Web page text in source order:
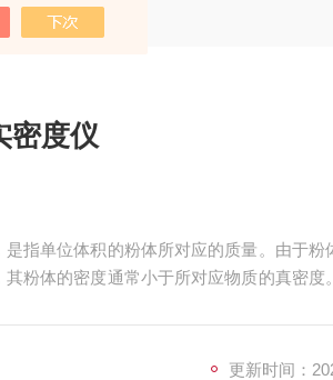
密度仪
指单位体积的粉体所对应的质量。由于
粉体的密度通常小于所对应物质的真密度
更新时间：